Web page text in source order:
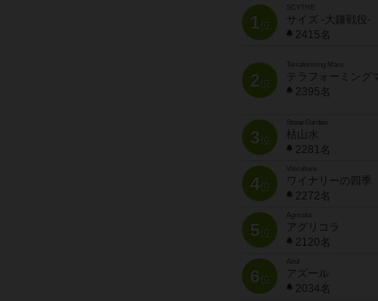
1位
SCYTHE
サイズ -大鎌戦役-
2415名
2位
Terraforming Mars
テラフォーミング
2395名
3位
Stone Garden
枯山水
2281名
4位
Viticulture
ワイナリーの四季
2272名
5位
Agricola
アグリコラ
2120名
6位
Azul
アズール
2034名